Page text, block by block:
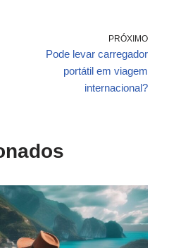
PRÓXIMO
Pode levar carregador
portátil em viagem
internacional?